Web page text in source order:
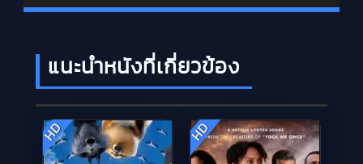
แนะนำหนังที่เกี่ยวข้อง
HD HD